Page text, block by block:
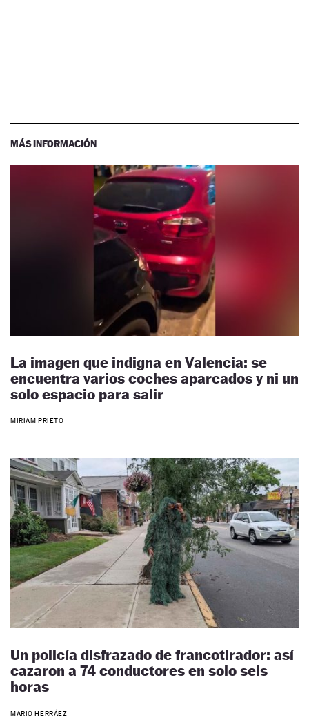
MÁS INFORMACIÓN
La imagen que indigna en Valencia: se
encuentra varios coches aparcados y ni un
solo espacio para salir
MIRIAM PRIETO
Un policía disfrazado de francotirador: así
cazaron a 74 conductores en solo seis
horas
MARIO HERRÁEZ